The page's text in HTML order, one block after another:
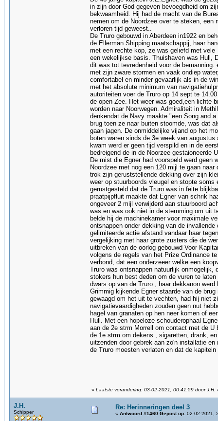
in zijn door God gegeven bevoegdheid om
bekwaamheid. Hij had de macht van de
nemen om de Noordzee over te steken, een
verloren tijd geweest..
De Truro gebouwd in Aberdeen in1922 en
de Ellerman Shipping maatschappij, haar
met een rechte kop, ze was geliefd met
een wekelijkse basis. Thuishaven was Hull,
dit was tot tevredenheid voor de
met zijn zware stormen en vaak ondiep
comfortabel en minder gevaarlijk als in de
met het absolute minimum van
autoriteiten voer de Truro op 14 sept te
de open Zee. Het weer was goed,een lichte
worden naar Noorwegen. Admiraliteit in
denkendat de Navy maakte "een Song and
brug toen ze naar buiten stoomde, was dat
gaan jagen. De onmiddelijke vijand op het
boten waren sinds de 3e week van
kwam werd er geen tijd verspild en in de
bedreigend de in de Noorzee
De mist die Egner had voorspeld werd
Noordzee met nog een 120 mijl te gaan
trok zijn geruststellende dekking over zijn
weer op stuurboords vleugel en stopte
gerustgesteld dat de Truro was in feite
praatpijpfluit maakte dat Egner van schrik
ongeveer 2 mijl verwijderd aan stuurboord
was en was ook niet in de stemming om uit
belde hij de machinekamer voor maximale
ontsnappen onder dekking van de
gelimiteerde actie afstand vandaar haar
vergelijking met haar grote zusters die de
uitbreken van de oorlog gebouwd Voor
volgens de regels van het Prize Ordinance
verbond, dat een onderzeeer welke een
Truro was ontsnappen natuurlijk onmogelijk,
stokers hun best deden om de vuren te
dwars op van de Truro , haar dekkanon
Grimmig kijkende Egner staarde van de
gewaagd om het uit te vechten, had hij niet
navigatievaardigheden zouden geen nut
hagel van granaten op hen neer komen of
Hull. Met een hopeloze schouderophaal
aan de 2e strm Morrell om contact met de
de 1e strm om dekens , sigaretten, drank,
uitzenden door gebrek aan zo'n installatie
de Truro moesten verlaten en dat de
« Laatste verandering: 03-02-2021, 00:41:59 door J.H.
J.H.
Schipper
Re: Herinneringen deel 3
« Antwoord #1460 Gepost op: 02-02-2021,